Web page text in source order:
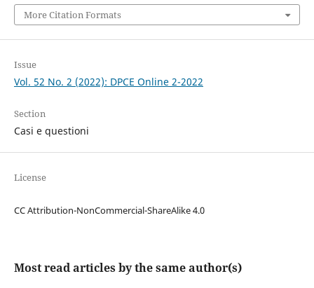
More Citation Formats
Issue
Vol. 52 No. 2 (2022): DPCE Online 2-2022
Section
Casi e questioni
License
CC Attribution-NonCommercial-ShareAlike 4.0
Most read articles by the same author(s)